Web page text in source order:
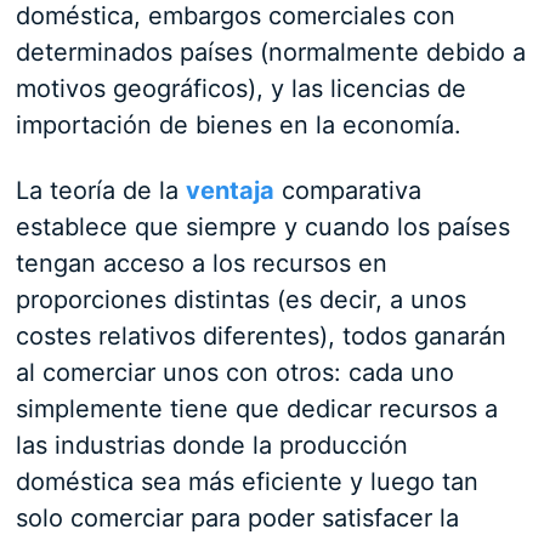
doméstica, embargos comerciales con
determinados países (normalmente debido a
motivos geográficos), y las licencias de
importación de bienes en la economía.
La teoría de la ventaja comparativa
establece que siempre y cuando los países
tengan acceso a los recursos en
proporciones distintas (es decir, a unos
costes relativos diferentes), todos ganarán
al comerciar unos con otros: cada uno
simplemente tiene que dedicar recursos a
las industrias donde la producción
doméstica sea más eficiente y luego tan
solo comerciar para poder satisfacer la